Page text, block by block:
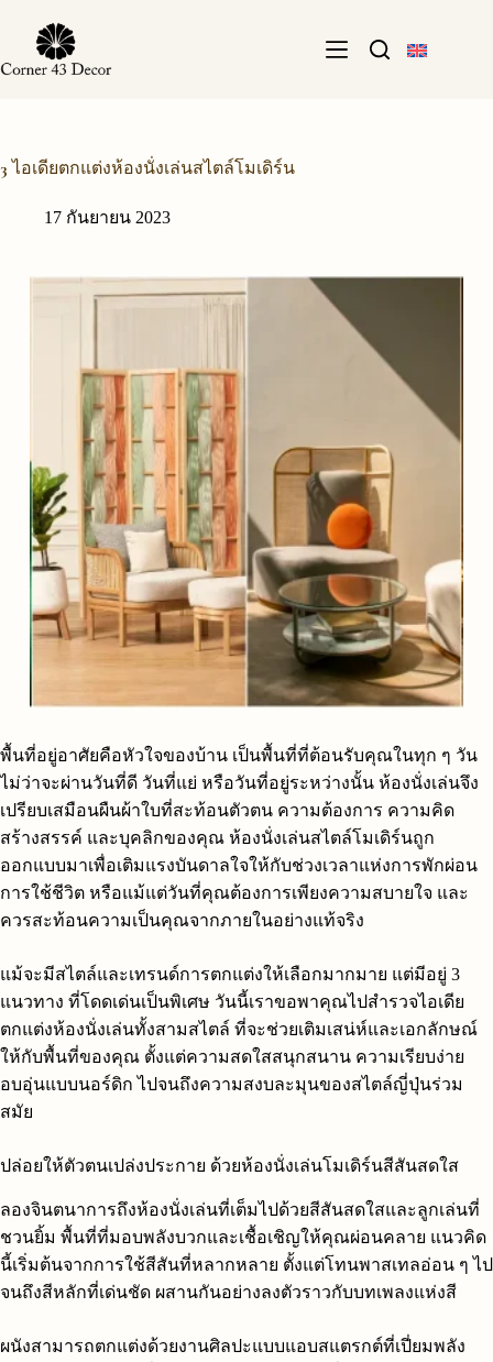
content
3 ไอเดียตกแต่งห้องนั่งเล่นสไตล์โมเดิร์น
17 กันยายน 2023
พื้นที่อยู่อาศัยคือหัวใจของบ้าน เป็นพื้นที่ที่ต้อนรับคุณในทุก ๆ วัน
ไม่ว่าจะผ่านวันที่ดี วันที่แย่ หรือวันที่อยู่ระหว่างนั้น ห้องนั่งเล่นจึง
เปรียบเสมือนผืนผ้าใบที่สะท้อนตัวตน ความต้องการ ความคิด
สร้างสรรค์ และบุคลิกของคุณ ห้องนั่งเล่นสไตล์โมเดิร์นถูก
ออกแบบมาเพื่อเติมแรงบันดาลใจให้กับช่วงเวลาแห่งการพักผ่อน
การใช้ชีวิต หรือแม้แต่วันที่คุณต้องการเพียงความสบายใจ และ
ควรสะท้อนความเป็นคุณจากภายในอย่างแท้จริง
แม้จะมีสไตล์และเทรนด์การตกแต่งให้เลือกมากมาย แต่มีอยู่ 3
แนวทาง ที่โดดเด่นเป็นพิเศษ วันนี้เราขอพาคุณไปสำรวจไอเดีย
ตกแต่งห้องนั่งเล่นทั้งสามสไตล์ ที่จะช่วยเติมเสน่ห์และเอกลักษณ์
ให้กับพื้นที่ของคุณ ตั้งแต่ความสดใสสนุกสนาน ความเรียบง่าย
อบอุ่นแบบนอร์ดิก ไปจนถึงความสงบละมุนของสไตล์ญี่ปุ่นร่วม
สมัย
ปล่อยให้ตัวตนเปล่งประกาย ด้วยห้องนั่งเล่นโมเดิร์นสีสันสดใส
ลองจินตนาการถึงห้องนั่งเล่นที่เต็มไปด้วยสีสันสดใสและลูกเล่นที่
ชวนยิ้ม พื้นที่ที่มอบพลังบวกและเชื้อเชิญให้คุณผ่อนคลาย แนวคิด
นี้เริ่มต้นจากการใช้สีสันที่หลากหลาย ตั้งแต่โทนพาสเทลอ่อน ๆ ไป
จนถึงสีหลักที่เด่นชัด ผสานกันอย่างลงตัวราวกับบทเพลงแห่งสี
ผนังสามารถตกแต่งด้วยงานศิลปะแบบแอบสแตรกต์ที่เปี่ยมพลัง